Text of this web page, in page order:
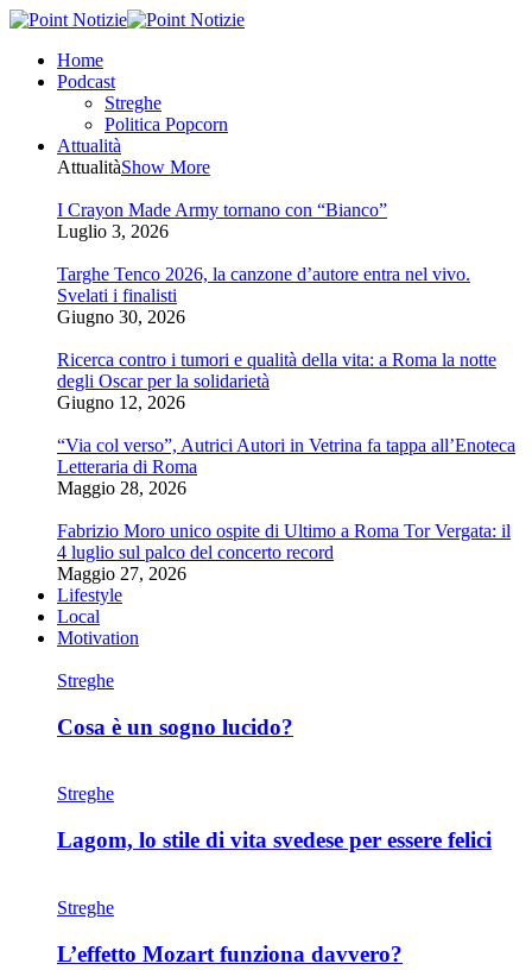
Home
Podcast
Streghe
Politica Popcorn
Attualità
AttualitàShow More
I Crayon Made Army tornano con “Bianco”
Luglio 3, 2026
Targhe Tenco 2026, la canzone d’autore entra nel vivo.
Svelati i finalisti
Giugno 30, 2026
Ricerca contro i tumori e qualità della vita: a Roma la notte
degli Oscar per la solidarietà
Giugno 12, 2026
“Via col verso”, Autrici Autori in Vetrina fa tappa all’Enoteca
Letteraria di Roma
Maggio 28, 2026
Fabrizio Moro unico ospite di Ultimo a Roma Tor Vergata: il
4 luglio sul palco del concerto record
Maggio 27, 2026
Lifestyle
Local
Motivation
Streghe
Cosa è un sogno lucido?
Streghe
Lagom, lo stile di vita svedese per essere felici
Streghe
L’effetto Mozart funziona davvero?